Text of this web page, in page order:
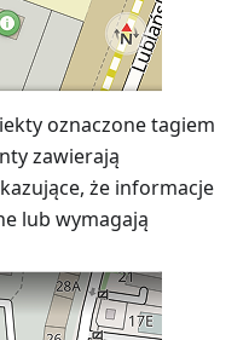
oznaczone tagiem
zawierają
że informacje
lub wymagają